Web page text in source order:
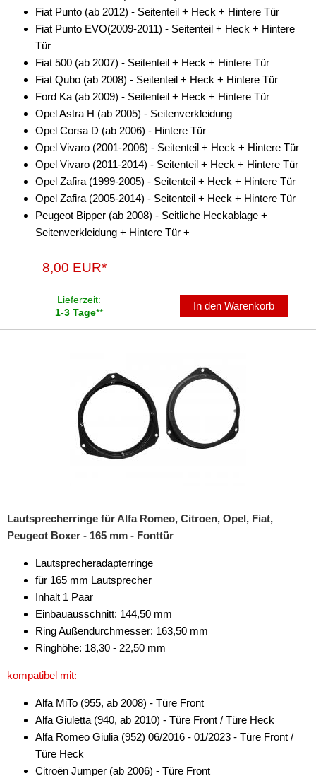
Fiat Punto (ab 2012) - Seitenteil + Heck + Hintere Tür
Fiat Punto EVO(2009-2011) - Seitenteil + Heck + Hintere
Tür
Fiat 500 (ab 2007) - Seitenteil + Heck + Hintere Tür
Fiat Qubo (ab 2008) - Seitenteil + Heck + Hintere Tür
Ford Ka (ab 2009) - Seitenteil + Heck + Hintere Tür
Opel Astra H (ab 2005) - Seitenverkleidung
Opel Corsa D (ab 2006) - Hintere Tür
Opel Vivaro (2001-2006) - Seitenteil + Heck + Hintere Tür
Opel Vivaro (2011-2014) - Seitenteil + Heck + Hintere Tür
Opel Zafira (1999-2005) - Seitenteil + Heck + Hintere Tür
Opel Zafira (2005-2014) - Seitenteil + Heck + Hintere Tür
Peugeot Bipper (ab 2008) - Seitliche Heckablage +
Seitenverkleidung + Hintere Tür +
8,00 EUR*
Lieferzeit:
1-3 Tage**
In den Warenkorb
Lautsprecherringe für Alfa Romeo, Citroen, Opel, Fiat,
Peugeot Boxer - 165 mm - Fonttür
Lautsprecheradapterringe
für 165 mm Lautsprecher
Inhalt 1 Paar
Einbauausschnitt: 144,50 mm
Ring Außendurchmesser: 163,50 mm
Ringhöhe: 18,30 - 22,50 mm
kompatibel mit:
Alfa MiTo (955, ab 2008) - Türe Front
Alfa Giuletta (940, ab 2010) - Türe Front / Türe Heck
Alfa Romeo Giulia (952) 06/2016 - 01/2023 - Türe Front /
Türe Heck
Citroën Jumper (ab 2006) - Türe Front